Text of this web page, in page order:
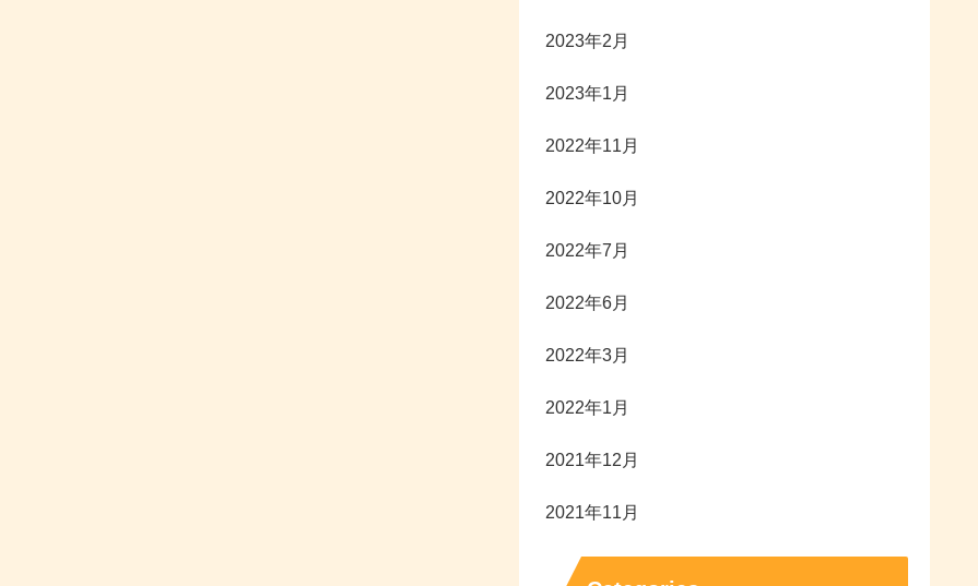
2023年2月
2023年1月
2022年11月
2022年10月
2022年7月
2022年6月
2022年3月
2022年1月
2021年12月
2021年11月